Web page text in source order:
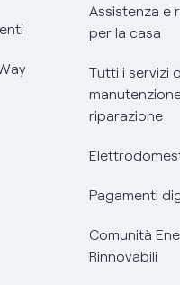
Assistenza e
per la casa
Tutti i servizi
riparazione
Pagamenti
Comunità
Rinnovabili